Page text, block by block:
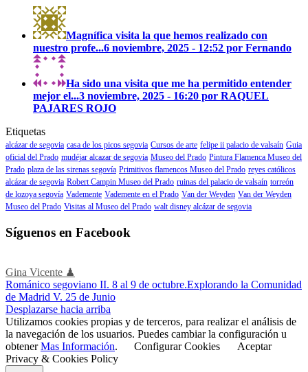
Magnífica visita la que hemos realizado con
nuestro profe...6 noviembre, 2025 - 12:52 por Fernando
Ha sido una visita que me ha permitido entender
mejor el...3 noviembre, 2025 - 16:20 por RAQUEL
PAJARES ROJO
Etiquetas
alcázar de segovia casa de los picos segovia Cursos de arte felipe ii palacio de valsaín Guia
oficial del Prado mudéjar alcazar de segovia Museo del Prado Pintura Flamenca Museo del
Prado plaza de las sirenas segovía Primitivos flamencos Museo del Prado reyes católicos
alcázar de segovia Robert Campin Museo del Prado ruinas del palacio de valsaín torreón
de lozoya segovía Vademente Vademente en el Prado Van der Weyden Van der Weyden
Museo del Prado Visitas al Museo del Prado walt disney alcázar de segovia
Síguenos en Facebook
Gina Vicente ♟
Románico segoviano II. 8 al 9 de octubre.Explorando la Comunidad
de Madrid V. 25 de Junio
Desplazarse hacia arriba
Utilizamos cookies propias y de terceros, para realizar el análisis de
la navegación de los usuarios. Puedes cambiar la configuración u
obtenerMas Información. Configurar Cookies
Aceptar
Privacy & Cookies Policy